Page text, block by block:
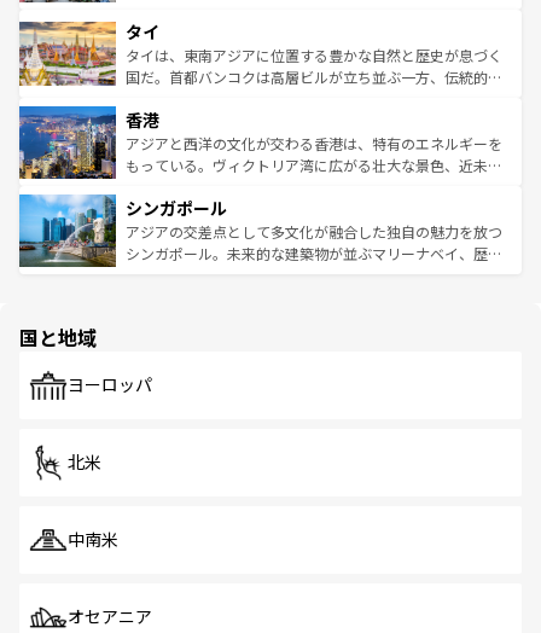
リティに包まれながら、韓国の多彩な魅力を心ゆくまで味
わってみてほしい。 なお、新着の韓国情報はコンテンツ一
覧を参照してほしい。
急速な発展と共に伝統が息づく。ハノイの古い町並みやホ
ーチミン市のフランス統治時代の建物も、独特の雰囲気を
醸し出している。また、バラエティの豊かさとおいしさで
とつ。フォーやバインミー、ベトナムコーヒーなどは、ぜ
ひ現地で味わいたい。どの地域を訪れてもあたたかい人々
が旅行者を迎えてくれるので、きっと忘れられない旅にな
参照してほしい。
タイ
タイは、東南アジアに位置する豊かな自然と歴史が息づく
国だ。首都バンコクは高層ビルが立ち並ぶ一方、伝統的な
の活気が交差している。北部ではチェンマイなどの山岳地
帯で自然と触れ合い、南部ではプーケットやクラビの美し
いビーチでリゾート気分を楽しむことができる。タイ料理
激する。気候は一年中温暖で、どの季節にも異なる楽しみ
が待っている。親しみやすいタイの人々、仏教を中心とし
た文化、そして多様な観光資源が、訪れる旅人を魅了し続
香港
アジアと西洋の文化が交わる香港は、特有のエネルギーを
もっている。ヴィクトリア湾に広がる壮大な景色、近未来
み、どこを訪れても感動するはず。観光スポットが密集し
ており、効率よく見どころを回れるのも魅力。息をのむよ
うな絶景から文化的な体験まで、香港を存分に楽しみ尽く
シンガポール
アジアの交差点として多文化が融合した独自の魅力を放つ
シンガポール。未来的な建築物が並ぶマリーナベイ、歴史
で、ホーカーズは地元の風情を楽しめる外せないスポット
国と地域
ヨーロッパ
北米
中南米
オセアニア